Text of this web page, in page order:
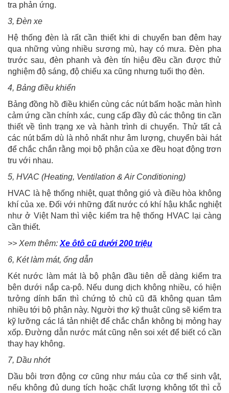
tra phản ứng.
3, Đèn xe
Hệ thống đèn là rất cần thiết khi di chuyển ban đêm hay
qua những vùng nhiều sương mù, hay có mưa. Đèn pha
trước sau, đèn phanh và đèn tín hiệu đều cần được thử
nghiệm độ sáng, độ chiếu xa cũng nhưng tuổi thọ đèn.
4, Bảng điều khiển
Bảng đồng hồ điều khiển cùng các nút bấm hoặc màn hình
cảm ứng cần chính xác, cung cấp đầy đủ các thông tin cần
thiết về tình trạng xe và hành trình di chuyển. Thử tất cả
các nút bấm dù là nhỏ nhất như âm lượng, chuyển bài hát
để chắc chắn rằng mọi bộ phận của xe đều hoạt động trơn
tru với nhau.
5, HVAC (Heating, Ventilation & Air Conditioning)
HVAC là hệ thống nhiệt, quạt thông gió và điều hòa không
khí của xe. Đối với những đất nước có khí hậu khắc nghiệt
như ở Việt Nam thì việc kiểm tra hệ thống HVAC lại càng
cần thiết.
>> Xem thêm: Xe ôtô cũ dưới 200 triệu
6, Két làm mát, ống dẫn
Két nước làm mát là bộ phận đầu tiên dễ dàng kiểm tra
bên dưới nắp ca-pô. Nếu dung dịch không nhiều, có hiện
tưởng dính bẩn thì chứng tỏ chủ cũ đã không quan tâm
nhiều tới bộ phận này. Người thợ kỹ thuật cũng sẽ kiểm tra
kỹ lưỡng các lá tản nhiệt để chắc chắn không bị mỏng hay
xốp. Đường dẫn nước mát cũng nên soi xét để biết có cần
thay hay không.
7, Dầu nhớt
Dầu bôi trơn động cơ cũng như máu của cơ thể sinh vật,
nếu không đủ dung tích hoặc chất lượng không tốt thì cỗ